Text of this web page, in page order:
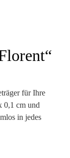
für Ihre
0,1 cm und
in jedes
gefertigt